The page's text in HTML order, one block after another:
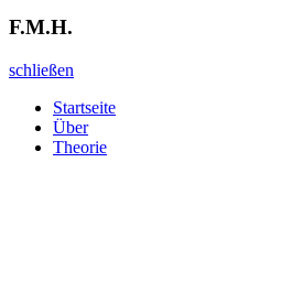
F.M.H.
schließen
Startseite
Über
Theorie